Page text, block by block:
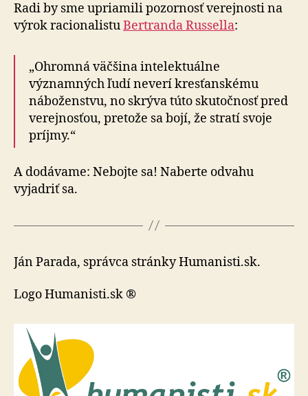
Radi by sme upriamili pozornosť verejnosti na
výrok racionalistuBertranda Russella:
„Ohromná väčšina intelektuálne
významných ľudí neverí kresťanskému
náboženstvu, no skrýva túto skutočnosť pred
verejnosťou, pretože sa bojí, že stratí svoje
príjmy.“
A dodávame: Nebojte sa! Naberte odvahu
vyjadriť sa.
Ján Parada, správca stránky Humanisti.sk.
Logo Humanisti.sk ®